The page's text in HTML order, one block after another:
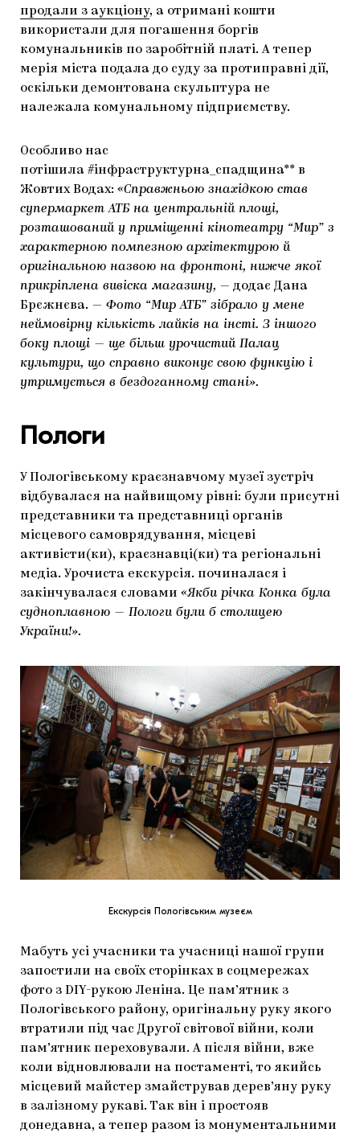
продали з аукціону, а отримані кошти
використали для погашення боргів
комунальників по заробітній платі. А тепер
мерія міста подала до суду за протиправні дії,
оскільки демонтована скульптура не
належала комунальному підприємству.
Особливо нас
потішила #інфраструктурна_спадщина** в
Жовтих Водах: «Справжньою знахідкою став
супермаркет АТБ на центральній площі,
розташований у приміщенні кінотеатру “Мир” з
характерною помпезною архітектурою й
оригінальною назвою на фронтоні, нижче якої
прикріплена вивіска магазину, — додає Дана
Брєжнєва. — Фото “Мир АТБ” зібрало у мене
неймовірну кількість лайків на інсті. З іншого
боку площі — ще більш урочистий Палац
культури, що справно виконує свою функцію і
утримується в бездоганному стані».
Пологи
У Пологівському краєзнавчому музеї зустріч
відбувалася на найвищому рівні: були присутні
представники та представниці органів
місцевого самоврядування, місцеві
активісти(ки), краєзнавці(ки) та регіональні
медіа. Урочиста екскурсія. починалася і
закінчувалася словами «Якби річка Конка була
судноплавною — Пологи були б столицею
України!».
Екскурсія Пологівським музеєм
Мабуть усі учасники та учасниці нашої групи
запостили на своїх сторінках в соцмережах
фото з DIY-рукою Леніна. Це пам’ятник з
Пологівського району, оригінальну руку якого
втратили під час Другої світової війни, коли
пам’ятник переховували. А після війни, вже
коли відновлювали на постаменті, то якийсь
місцевий майстер змайстрував дерев’яну руку
в залізному рукаві. Так він і простояв
донедавна, а тепер разом із монументальними